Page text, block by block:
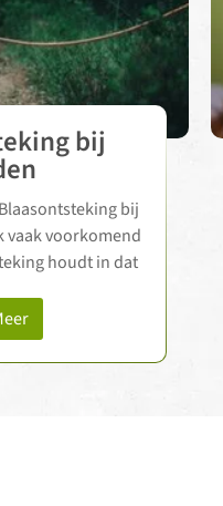
bij
bij
vaak voorkomend
houdt in dat
deze …